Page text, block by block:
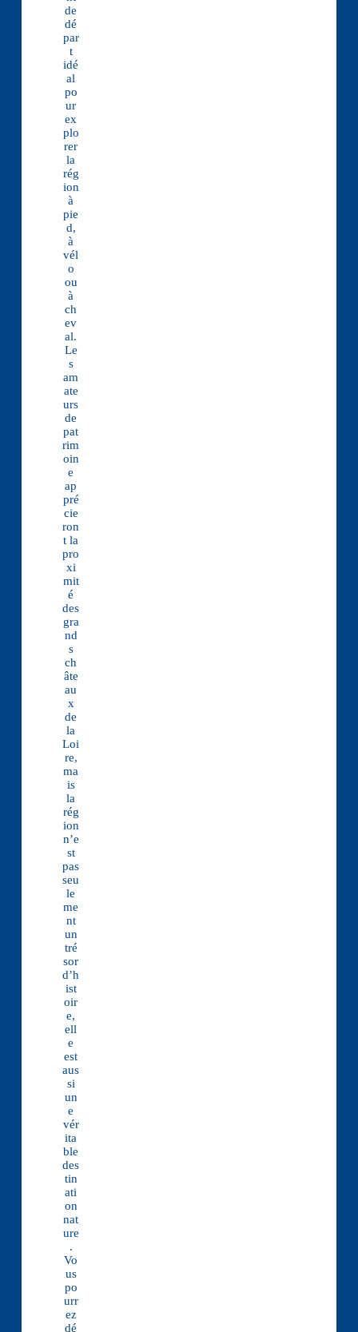
de
dé
par
t
idé
al
po
ur
ex
plo
rer
la
rég
ion
à
pie
d,
à
vél
o
ou
à
ch
ev
al.
Le
s
am
ate
urs
de
pat
rim
oin
e
ap
pré
cie
ron
t la
pro
xi
mit
é
des
gra
nd
s
ch
âte
au
x
de
la
Loi
re,
ma
is
la
rég
ion
n’e
st
pas
seu
le
me
nt
un
tré
sor
d’h
ist
oir
e,
ell
e
est
aus
si
un
e
vér
ita
ble
des
tin
ati
on
nat
ure
.
Vo
us
po
urr
ez
dé